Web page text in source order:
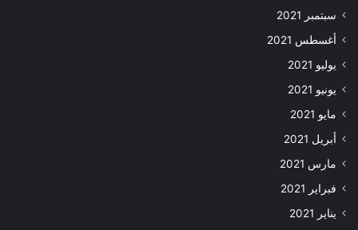
سبتمبر 2021
أغسطس 2021
يوليو 2021
يونيو 2021
مايو 2021
أبريل 2021
مارس 2021
فبراير 2021
يناير 2021